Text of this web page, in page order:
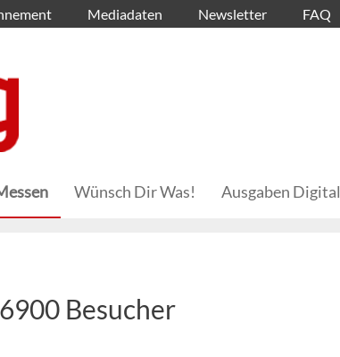
Mediadaten Newsletter FAQ
Wünsch Dir Was! Ausgaben Digital
Besucher